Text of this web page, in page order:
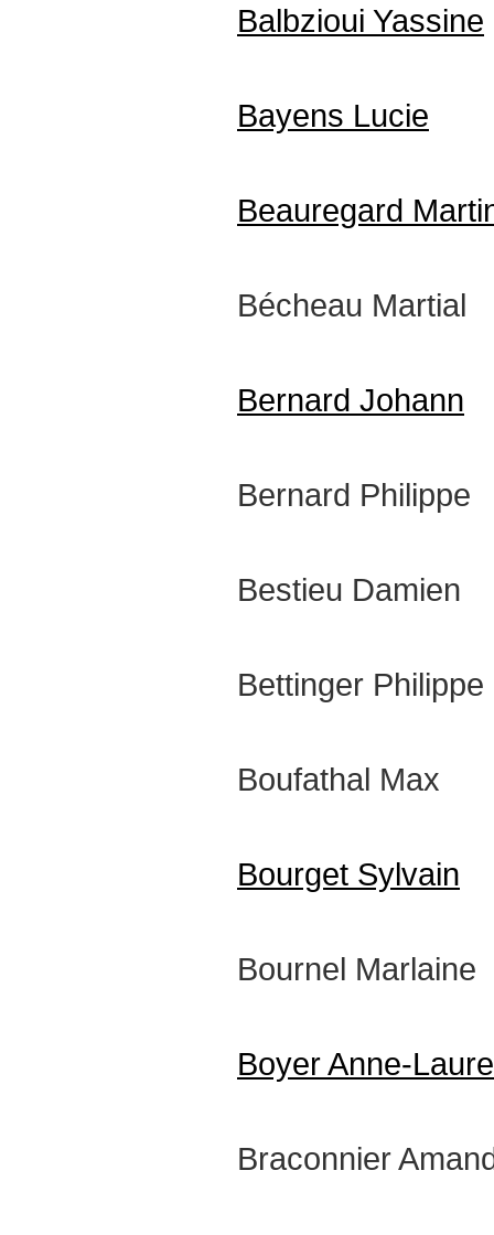
Balbzioui Yassine
Bayens Lucie
Beauregard
Bécheau Martial
Bernard Johann
Bernard Philippe
Bestieu Damien
Bettinger Philippe
Boufathal Max
Bourget Sylvain
Bournel Marlaine
Boyer Anne-Laure
Braconnier